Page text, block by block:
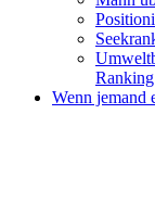
Ranking
Wenn jemand